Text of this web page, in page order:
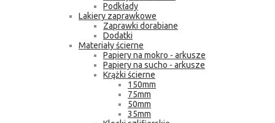
Podkłady
Lakiery zaprawkowe
Zaprawki dorabiane
Dodatki
Materiały ścierne
Papiery na mokro - arkusze
Papiery na sucho - arkusze
Krążki ścierne
150mm
75mm
50mm
35mm